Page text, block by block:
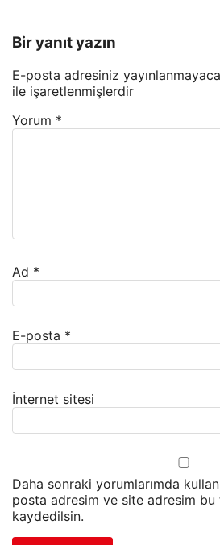
Bir yanıt yazın
E-posta adresiniz
ile işaretlenmişlerdir
Yorum *
Ad *
E-posta *
İnternet sitesi
Daha sonraki yorumlarımda
posta adresim ve site adresim bu
kaydedilsin.